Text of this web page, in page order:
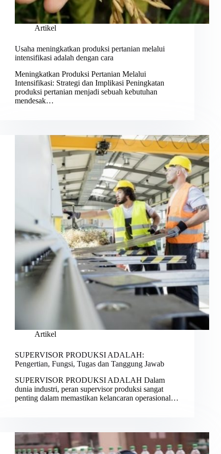
Artikel
Usaha meningkatkan produksi pertanian melalui
intensifikasi adalah dengan cara
Meningkatkan Produksi Pertanian Melalui
Intensifikasi: Strategi dan Implikasi Peningkatan
produksi pertanian menjadi sebuah kebutuhan
mendesak…
Artikel
SUPERVISOR PRODUKSI ADALAH:
Pengertian, Fungsi, Tugas dan Tanggung Jawab
SUPERVISOR PRODUKSI ADALAH Dalam
dunia industri, peran supervisor produksi sangat
penting dalam memastikan kelancaran operasional…